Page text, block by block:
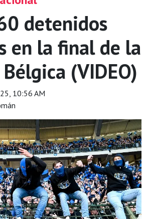
detenidos
en la final de la
(VIDEO)
10:56 AM